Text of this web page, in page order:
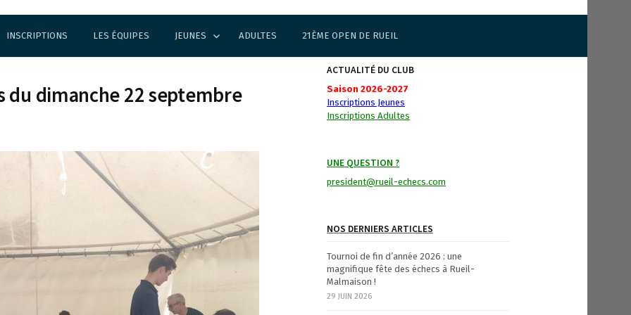
INSCRIPTIONS LES ÉQUIPES JEUNES ADULTES 21ÈME OPEN DE RUEIL
du dimanche 22 septembre
ACTUALITÉ DU CLUB
Saison 2026-2027
Inscriptions Jeunes
Inscriptions Adultes
UNE QUESTION ?
president@rueil-echecs.com
NOS DERNIERS ARTICLES
Tournoi de fin d’année 2026 : une
magnifique fête des échecs à Rueil-
Malmaison !
29 JUIN 2026